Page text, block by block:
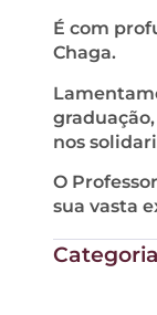
É com
Chaga.
nos
O
sua vasta